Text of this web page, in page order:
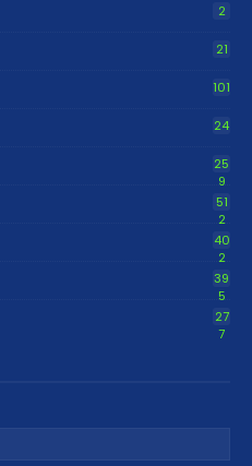
2
21
101
24
25
9
51
2
40
2
39
5
27
7